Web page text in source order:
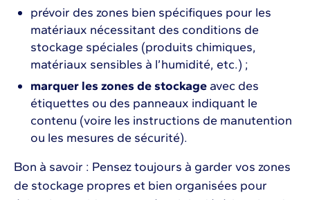
prévoir des zones bien spécifiques pour les
matériaux nécessitant des conditions de
stockage spéciales (produits chimiques,
matériaux sensibles à l’humidité, etc.) ;
marquer les zones de stockage avec des
étiquettes ou des panneaux indiquant le
contenu (voire les instructions de manutention
ou les mesures de sécurité).
Bon à savoir : Pensez toujours à garder vos zones
de stockage propres et bien organisées pour